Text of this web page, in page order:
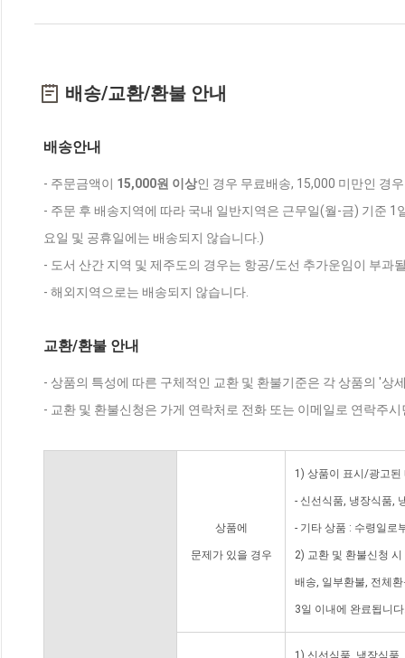
배송/교환/환불 안내
배송안내
- 주문금액이 15,000원 이상인 경우 무료배송, 15,000 미만인 경
- 주문 후 배송지역에 따라 국내 일반지역은 근무일(월-금) 기준
요일 및 공휴일에는 배송되지 않습니다.)
- 도서 산간 지역 및 제주도의 경우는 항공/도선 추가운임이 부과
- 해외지역으로는 배송되지 않습니다.
교환/환불 안내
- 상품의 특성에 따른 구체적인 교환 및 환불기준은 각 상품의 '상
- 교환 및 환불신청은 가게 연락처로 전화 또는 이메일로 연락주
상품에
문제가 있을 경우
1) 상품이 표시/광고된
- 신선식품, 냉장식품,
- 기타 상품 : 수령일로
2) 교환 및 환불신청
배송, 일부환불, 전체
3일 이내에 완료됩니
1) 신선식품, 냉장식품